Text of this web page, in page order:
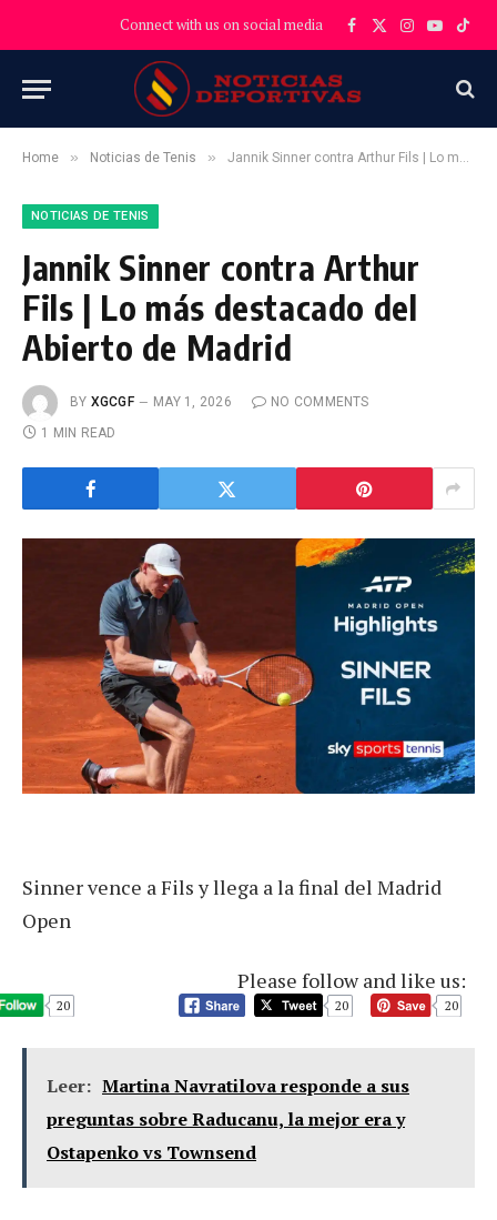
Connect with us on social media Facebook
X
Instagram
YouTube
Home » Noticias de Tenis » Jannik Sinner contra Arthur Fils | Lo más destacado del Abierto de Madrid
NOTICIAS DE TENIS
Jannik Sinner contra Arthur
Fils | Lo más destacado del
Abierto de Madrid
BY XGCGF MAY 1, 2026
NO COMMENTS
1 MIN READ
Sinner vence a Fils y llega a la final del Madrid
Open
Please follow and like us:
20 20 20
Leer: Martina Navratilova responde a sus
preguntas sobre Raducanu, la mejor era y
Ostapenko vs Townsend